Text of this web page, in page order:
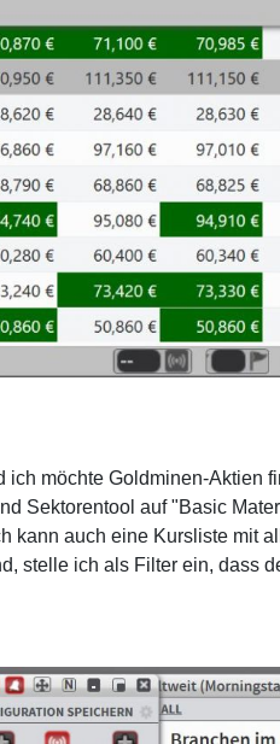
ich möchte Goldminen-Aktien
Sektorentool auf "Basic
kann auch eine Kursliste mit
stelle ich als Filter ein, dass